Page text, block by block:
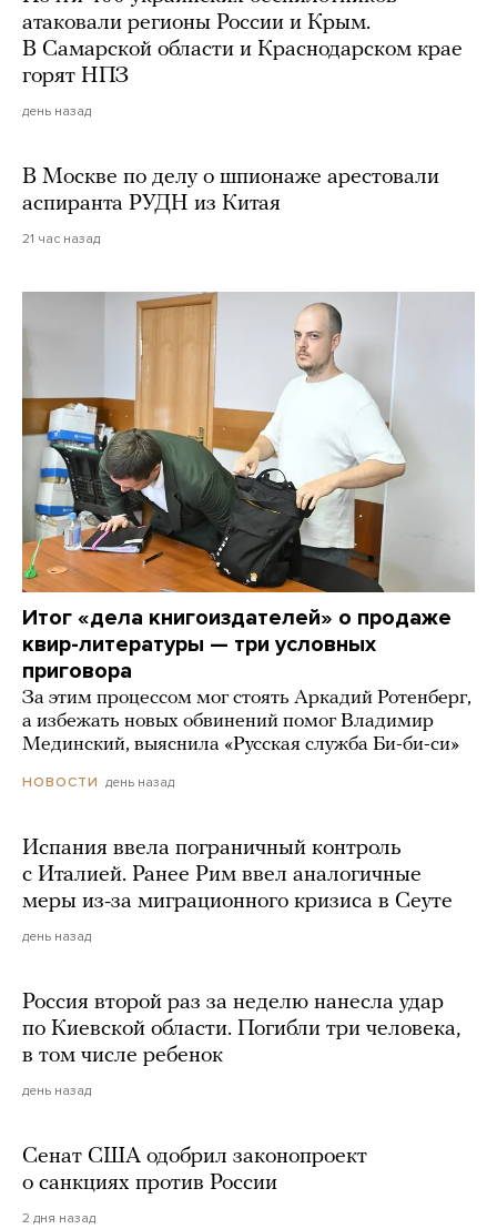
атаковали регионы России и Крым.
В Самарской области и Краснодарском крае
горят НПЗ
день назад
В Москве по делу о шпионаже арестовали
аспиранта РУДН из Китая
21 час назад
Итог «дела книгоиздателей» о продаже
квир-литературы — три условных
приговора
За этим процессом мог стоять Аркадий Ротенберг,
а избежать новых обвинений помог Владимир
Мединский, выяснила «Русская служба Би-би-си»
НОВОСТИ день назад
Испания ввела пограничный контроль
с Италией. Ранее Рим ввел аналогичные
меры из-за миграционного кризиса в Сеуте
день назад
Россия второй раз за неделю нанесла удар
по Киевской области. Погибли три человека,
в том числе ребенок
день назад
Сенат США одобрил законопроект
о санкциях против России
2 дня назад